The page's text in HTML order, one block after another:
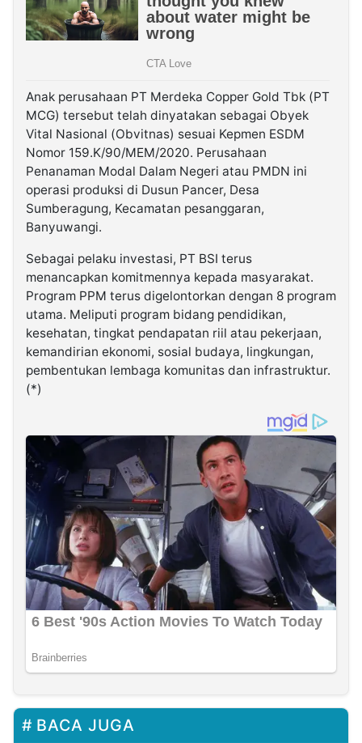
Anak perusahaan PT Merdeka Copper Gold Tbk (PT
MCG) tersebut telah dinyatakan sebagai Obyek
Vital Nasional (Obvitnas) sesuai Kepmen ESDM
Nomor 159.K/90/MEM/2020. Perusahaan
Penanaman Modal Dalam Negeri atau PMDN ini
operasi produksi di Dusun Pancer, Desa
Sumberagung, Kecamatan pesanggaran,
Banyuwangi.
Sebagai pelaku investasi, PT BSI terus
menancapkan komitmennya kepada masyarakat.
Program PPM terus digelontorkan dengan 8 program
utama. Meliputi program bidang pendidikan,
kesehatan, tingkat pendapatan riil atau pekerjaan,
kemandirian ekonomi, sosial budaya, lingkungan,
pembentukan lembaga komunitas dan infrastruktur.
(*)
BACA JUGA